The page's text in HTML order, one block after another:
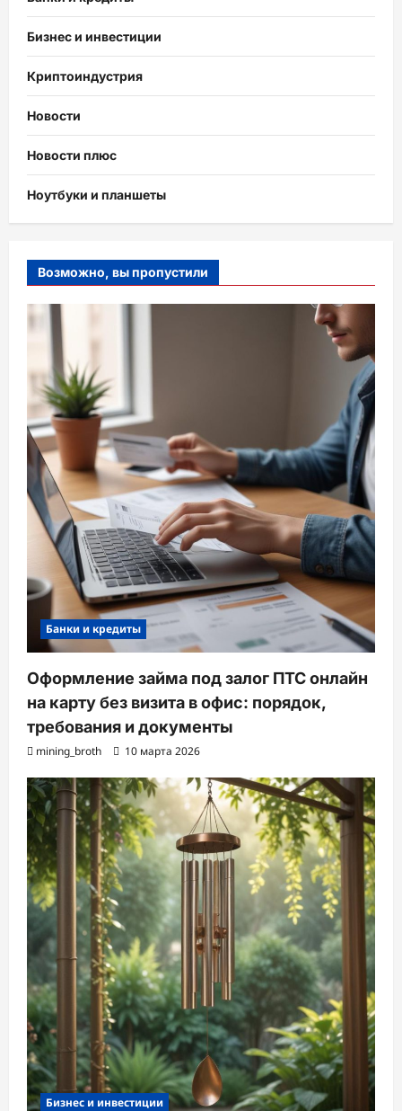
Бизнес и инвестиции
Криптоиндустрия
Новости
Новости плюс
Ноутбуки и планшеты
Возможно, вы пропустили
Банки и кредиты
Оформление займа под залог ПТС онлайн
на карту без визита в офис: порядок,
требования и документы
mining_broth 10 марта 2026
Бизнес и инвестиции